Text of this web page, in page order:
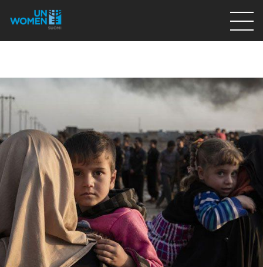
Osallistu
Mitä teemme
Ajankohtaista
Tietoa meistä
På Svenska
Valikon rivi
Lahjoita